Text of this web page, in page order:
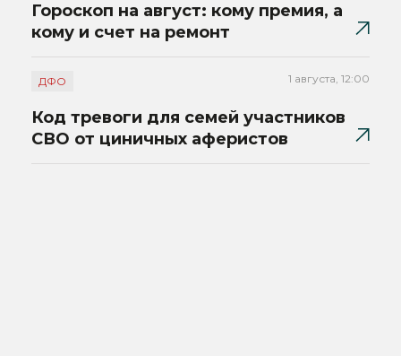
Гороскоп на август: кому премия, а
кому и счет на ремонт
ДФО 1 августа, 12:00
Код тревоги для семей участников
СВО от циничных аферистов